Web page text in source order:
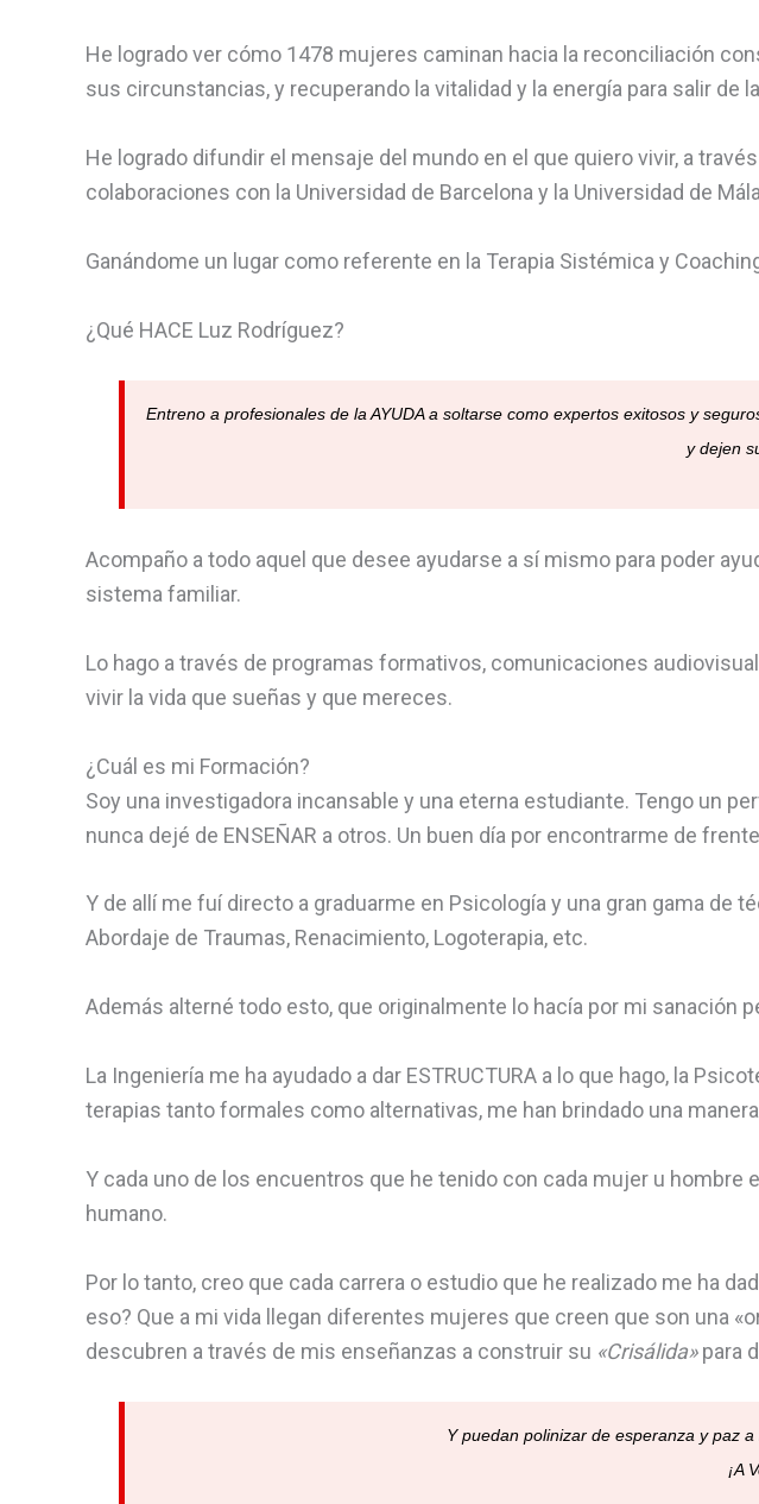
He logrado ver cómo 1478 mujeres caminan hacia la reconciliación
sus circunstancias, y recuperando la vitalidad y la energía para salir de
He logrado difundir el mensaje del mundo en el que quiero vivir, a
colaboraciones con la Universidad de Barcelona y la Universidad de
Ganándome un lugar como referente en la Terapia Sistémica y
¿Qué HACE Luz Rodríguez?
Entreno a profesionales de la AYUDA a soltarse como expertos exitosos y
y dejen
Acompaño a todo aquel que desee ayudarse a sí mismo para poder
sistema familiar.
Lo hago a través de programas formativos, comunicaciones
vivir la vida que sueñas y que mereces.
¿Cuál es mi Formación?
Soy una investigadora incansable y una eterna estudiante. Tengo un
nunca dejé de ENSEÑAR a otros. Un buen día por encontrarme de
Y de allí me fuí directo a graduarme en Psicología y una gran gama
Abordaje de Traumas, Renacimiento, Logoterapia, etc.
Además alterné todo esto, que originalmente lo hacía por mi sanación
La Ingeniería me ha ayudado a dar ESTRUCTURA a lo que hago, la
terapias tanto formales como alternativas, me han brindado una
Y cada uno de los encuentros que he tenido con cada mujer u
humano.
Por lo tanto, creo que cada carrera o estudio que he realizado me ha
eso? Que a mi vida llegan diferentes mujeres que creen que son una
descubren a través de mis enseñanzas a construir su «Crisálida»para
Y puedan polinizar de esperanza y paz
¡A